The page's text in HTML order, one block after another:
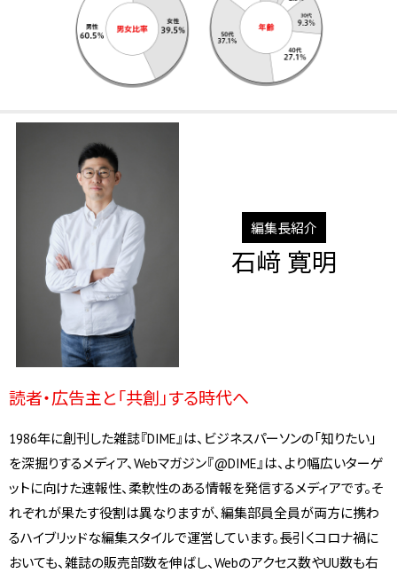
編集長紹介
石﨑 寛明
読者・広告主と「共創」する時代へ
1986年に創刊した雑誌『DIME』は、ビジネスパーソンの「知りたい」
を深掘りするメディア、Webマガジン『@DIME』は、より幅広いターゲ
ットに向けた速報性、柔軟性のある情報を発信するメディアです。そ
れぞれが果たす役割は異なりますが、編集部員全員が両方に携わ
るハイブリッドな編集スタイルで運営しています。長引くコロナ禍に
おいても、雑誌の販売部数を伸ばし、Webのアクセス数やUU数も右